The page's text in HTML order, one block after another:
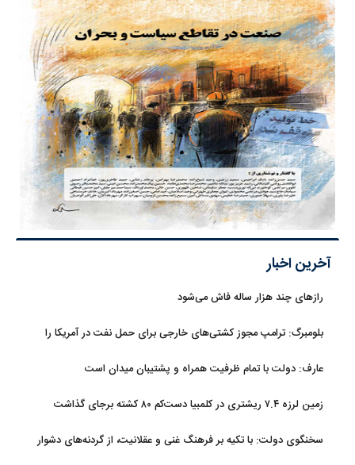
آخرین اخبار
رازهای چند هزار ساله فاش می‌شود
بلومبرگ: ترامپ مجوز کشتی‌های خارجی برای حمل نفت در آمریکا را
عارف: دولت با تمام ظرفیت همراه و پشتیبان میدان است
زمین لرزه ۷.۴ ریشتری در کلمبیا دست‌کم ۸۰ کشته برجای گذاشت
سخنگوی دولت: با تکیه بر فرهنگ غنی و عقلانیت، از گردنه‌های دشوار